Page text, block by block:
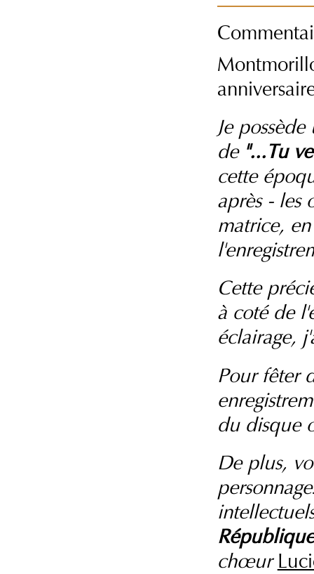
Je
de "...Tu
cette
après - les
matrice,
Cette
à coté de
éclairage,
Pour fêter
du disque
De plus,
chœur